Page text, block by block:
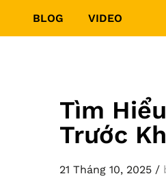
BLOG VIDEO
Tìm
Trước
21 Tháng 10, 2025 /